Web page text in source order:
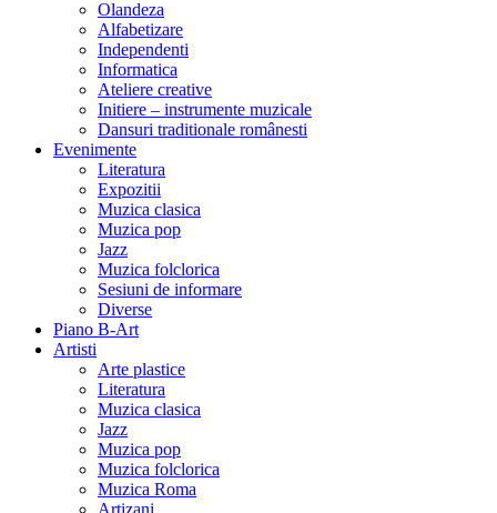
Olandeza
Alfabetizare
Independenti
Informatica
Ateliere creative
Initiere – instrumente muzicale
Dansuri traditionale românesti
Evenimente
Literatura
Expozitii
Muzica clasica
Muzica pop
Jazz
Muzica folclorica
Sesiuni de informare
Diverse
Piano B-Art
Artisti
Arte plastice
Literatura
Muzica clasica
Jazz
Muzica pop
Muzica folclorica
Muzica Roma
Artizani